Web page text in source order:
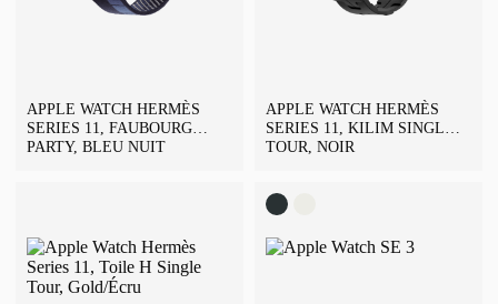
APPLE WATCH HERMÈS
SERIES 11, FAUBOURG
PARTY, BLEU NUIT
APPLE WATCH HERMÈS
SERIES 11, KILIM SINGLE
TOUR, NOIR